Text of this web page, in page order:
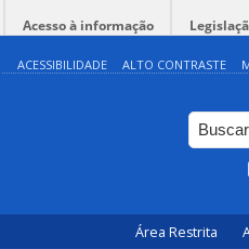
Acesso à informação
ACESSIBILIDADE ALTO CONTRASTE
Área Restrita